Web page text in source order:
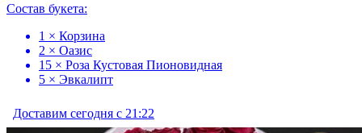
Состав букета:
1 × Корзина
2 × Оазис
15 × Роза Кустовая Пионовидная
5 × Эвкалипт
Доставим сегодня с 21:22